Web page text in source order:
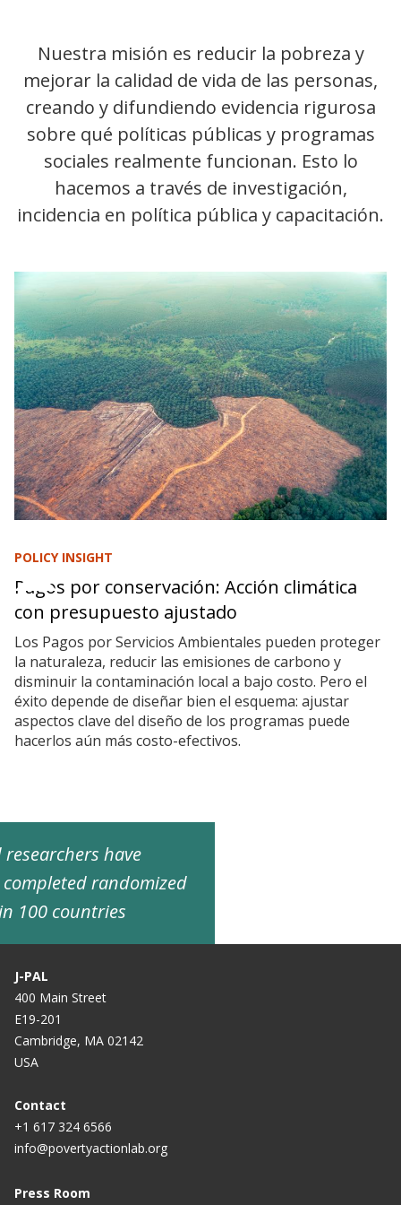
Nuestra misión es reducir la pobreza y
mejorar la calidad de vida de las personas,
creando y difundiendo evidencia rigurosa
sobre qué políticas públicas y programas
sociales realmente funcionan. Esto lo
hacemos a través de investigación,
incidencia en política pública y capacitación.
POLICY INSIGHT
Pagos por conservación: Acción climática
con presupuesto ajustado
Los Pagos por Servicios Ambientales pueden proteger
la naturaleza, reducir las emisiones de carbono y
disminuir la contaminación local a bajo costo. Pero el
éxito depende de diseñar bien el esquema: ajustar
aspectos clave del diseño de los programas puede
hacerlos aún más costo-efectivos.
researchers have
randomized
100 countries
J-PAL
400 Main Street
E19-201
Cambridge, MA 02142
USA
Contact
+1 617 324 6566
info@povertyactionlab.org
Press Room